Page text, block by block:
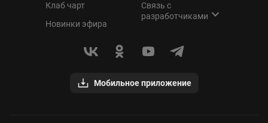
Клаб чарт
Новинки эфира
Связь с
разработчиками
Мобильное приложение